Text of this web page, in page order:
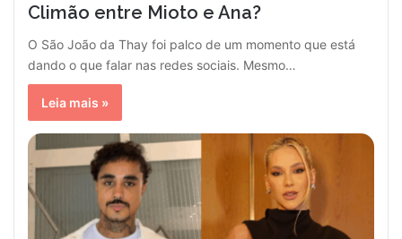
Climão entre Mioto e Ana?
O São João da Thay foi palco de um momento que está
dando o que falar nas redes sociais. Mesmo…
Leia mais »